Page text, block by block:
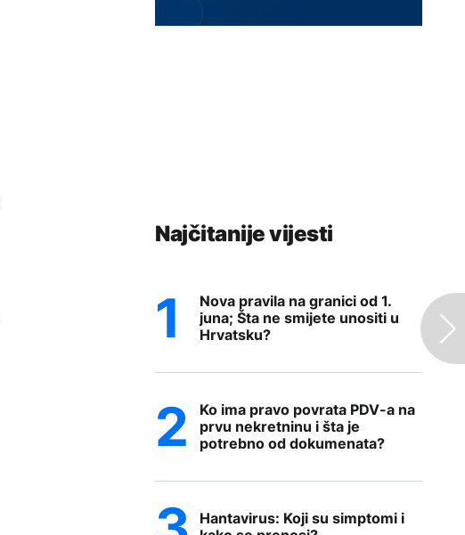
Najčitanije vijesti
Nova pravila na granici od 1.
juna; Šta ne smijete unositi u
Hrvatsku?
Ko ima pravo povrata PDV-a na
prvu nekretninu i šta je
potrebno od dokumenata?
Hantavirus: Koji su simptomi i